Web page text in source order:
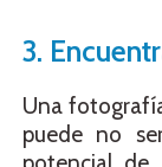
3.
Una
puede no